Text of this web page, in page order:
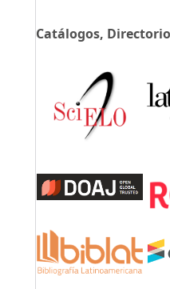
Catálogos,